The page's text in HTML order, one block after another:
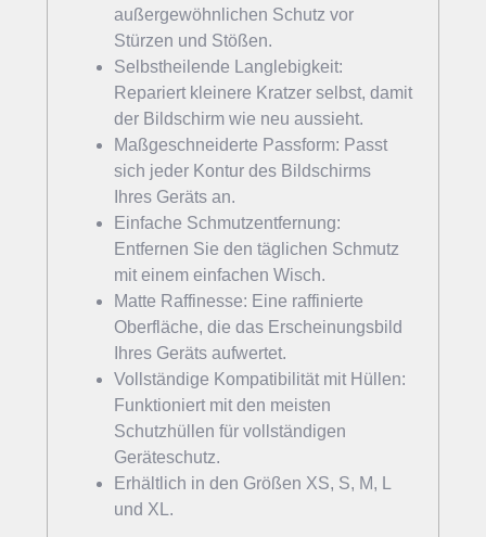
außergewöhnlichen Schutz vor
Stürzen und Stößen.
Selbstheilende Langlebigkeit:
Repariert kleinere Kratzer selbst, damit
der Bildschirm wie neu aussieht.
Maßgeschneiderte Passform: Passt
sich jeder Kontur des Bildschirms
Ihres Geräts an.
Einfache Schmutzentfernung:
Entfernen Sie den täglichen Schmutz
mit einem einfachen Wisch.
Matte Raffinesse: Eine raffinierte
Oberfläche, die das Erscheinungsbild
Ihres Geräts aufwertet.
Vollständige Kompatibilität mit Hüllen:
Funktioniert mit den meisten
Schutzhüllen für vollständigen
Geräteschutz.
Erhältlich in den Größen XS, S, M, L
und XL.